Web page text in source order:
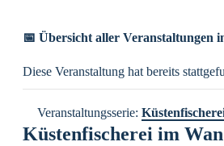
📅 Übersicht aller Veranstaltungen
Diese Veranstaltung hat bereits
Veranstaltungsserie:
Küstenfischerei im